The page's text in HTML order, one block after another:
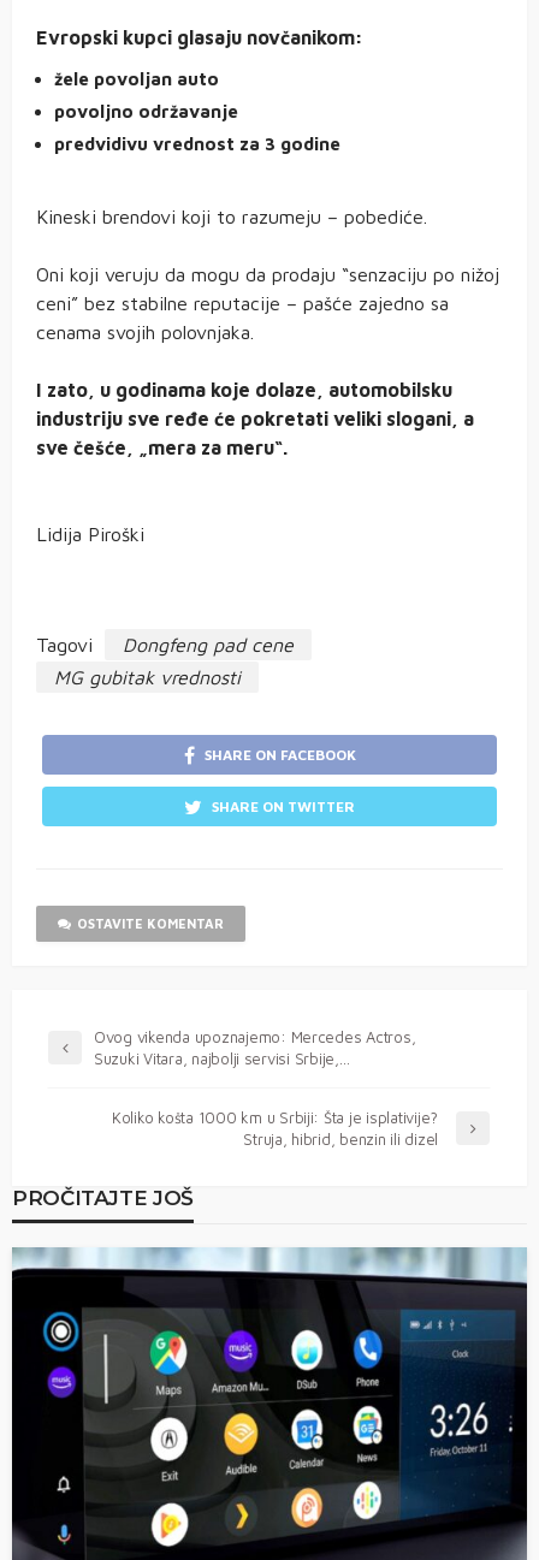
Evropski kupci glasaju novčanikom:
žele povoljan auto
povoljno održavanje
predvidivu vrednost za 3 godine
Kineski brendovi koji to razumeju – pobediće.
Oni koji veruju da mogu da prodaju “senzaciju po nižoj
ceni” bez stabilne reputacije – pašće zajedno sa
cenama svojih polovnjaka.
I zato, u godinama koje dolaze, automobilsku
industriju sve ređe će pokretati veliki slogani, a
sve češće, „mera za meru“.
Lidija Piroški
Tagovi
Dongfeng pad cene
MG gubitak vrednosti
SHARE ON FACEBOOK
SHARE ON TWITTER
OSTAVITE KOMENTAR
Ovog vikenda upoznajemo: Mercedes Actros,
Suzuki Vitara, najbolji servisi Srbije,…
Koliko košta 1000 km u Srbiji: Šta je isplativije?
Struja, hibrid, benzin ili dizel
PROČITAJTE JOŠ